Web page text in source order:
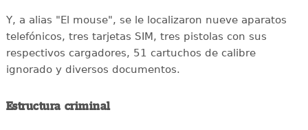
Y, a alias "El mouse", se le localizaron nueve aparatos
telefónicos, tres tarjetas SIM, tres pistolas con sus
respectivos cargadores, 51 cartuchos de calibre
ignorado y diversos documentos.
Estructura criminal